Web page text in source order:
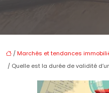
/ Marchés et tendances
/ Quelle est la durée de validité